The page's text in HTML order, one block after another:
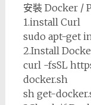
安裝 Docker /
1.install Curl
sudo apt-get
2.Install
curl -fsSL
docker.sh
sh get-